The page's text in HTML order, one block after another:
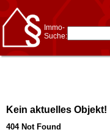
Immo-
Suche:
* Suche verfeinern
Kombinieren
Frankfurt/Oder
Kein aktuelles Objekt!
404 Not Found